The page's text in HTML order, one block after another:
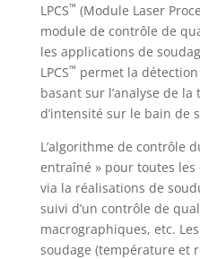
LPCS™ (Module Laser
module de contrôle de
les applications de
LPCS™ permet la
basant sur l’analyse de
d’intensité sur le bain de
L’algorithme de contrôle
entraîné » pour toutes
via la réalisations de
suivi d’un contrôle de
macrographiques, etc.
soudage (température et